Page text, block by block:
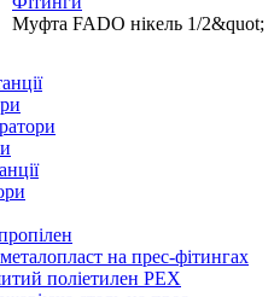
Муфта FADO нікель 1/2&quot;
на прес-фітингах
поліетилен PEX